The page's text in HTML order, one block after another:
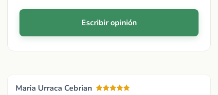
Escribir opinión
Maria Urraca Cebrian